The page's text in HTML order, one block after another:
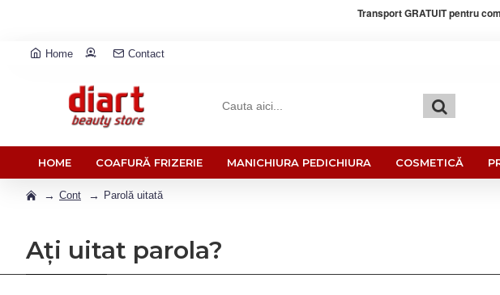
Transport GRATUIT pentru
Home Contact
HOME COAFURĂ FRIZERIE MANICHIURA PEDICHIURA COSMETICĂ
Cont Parolă uitată
Ați uitat parola?